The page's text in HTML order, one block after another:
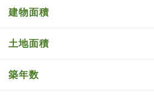
建物面積
土地面積
築年数